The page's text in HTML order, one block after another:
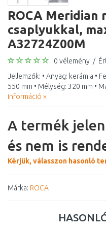
ROCA Meridian
csaplyukkal,
A32724Z00M
0 vélemény /
Jellemzők: • Anyag: kerámia •
550 mm • Mélység: 320 mm •
információ »
A termék
és nem is
Kérjük, válasszon hasonló
Márka: ROCA